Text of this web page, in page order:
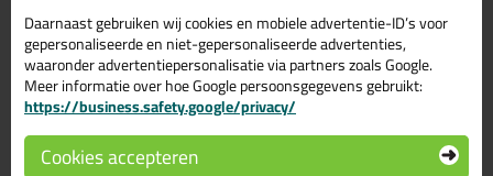
Reviews voor:illbruck SP525 ProFlex
Seal 25 600ml
Dit product wordt beoordeeld met
gebaseerd op2reviews
Daarnaast gebruiken wij cookies en mobiele advertentie-ID’s voor
gepersonaliseerde en niet-gepersonaliseerde advertenties,
waaronder advertentiepersonalisatie via partners zoals Google.
Meer informatie over hoe Google persoonsgegevens gebruikt:
https://business.safety.google/privacy/
Cookies accepteren